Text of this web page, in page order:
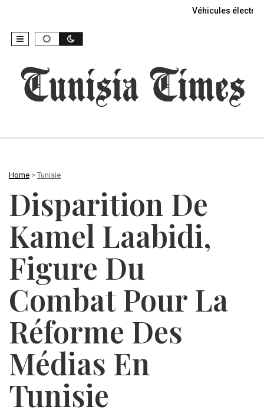
Véhicules
Home > Tunisie
Disparition De
Kamel Laabidi,
Figure Du
Combat Pour La
Réforme Des
Médias En
Tunisie